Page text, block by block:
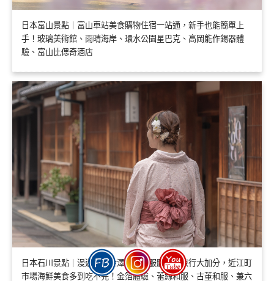
日本富山景點｜富山車站美食購物住宿一站通，新手也能簡單上
手！玻璃美術館、雨晴海岸、環水公園星巴克、高岡能作錫器體
驗、富山比偲奇酒店
日本石川景點｜漫遊古都金澤大推和服體驗為旅行大加分，近江町
市場海鮮美食多到吃不完！金箔體驗、蕾絲和服、古董和服、兼六